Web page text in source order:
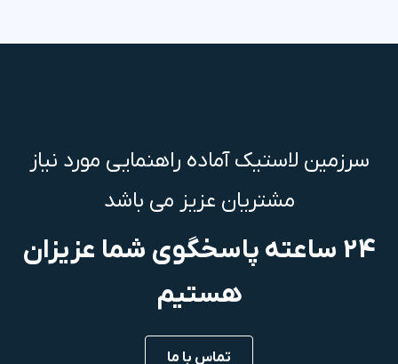
سرزمین لاستیک آماده راهنمایی مورد نیاز
مشتریان عزیز می باشد
24 ساعته پاسخگوی شما عزیزان
هستیم
تماس با ما